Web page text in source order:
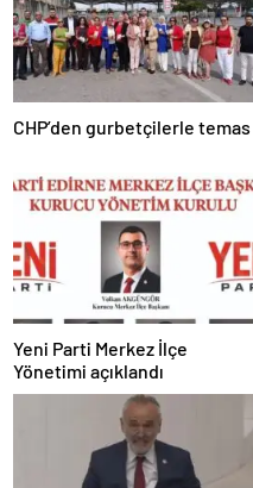
CHP’den gurbetçilerle temas
Yeni Parti Merkez İlçe
Yönetimi açıklandı